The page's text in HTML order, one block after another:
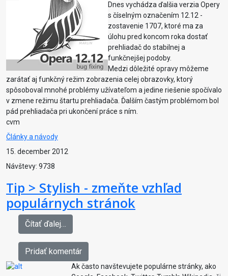
Dnes vychádza ďalšia verzia Opery
s číselným označením 12.12 -
zostavenie 1707, ktoré ma za
úlohu pred koncom roka dostať
prehliadač do stabilnej a
funkčnejšej podoby.
Medzi dôležité opravy môžeme
zarátať aj funkčný režim zobrazenia celej obrazovky, ktorý
spôsoboval mnohé problémy užívateľom a jedine riešenie spočívalo
v zmene režimu štartu prehliadača. Ďalším častým problémom bol
pád prehliadača pri ukončení práce s ním.
cvm
Články a návody
15. december 2012
Návštevy: 9738
Tip > Stylish - zmeňte vzhľad
populárnych stránok
Čítať ďalej…
Pridať komentár
Ak často navštevujete populárne stránky, ako